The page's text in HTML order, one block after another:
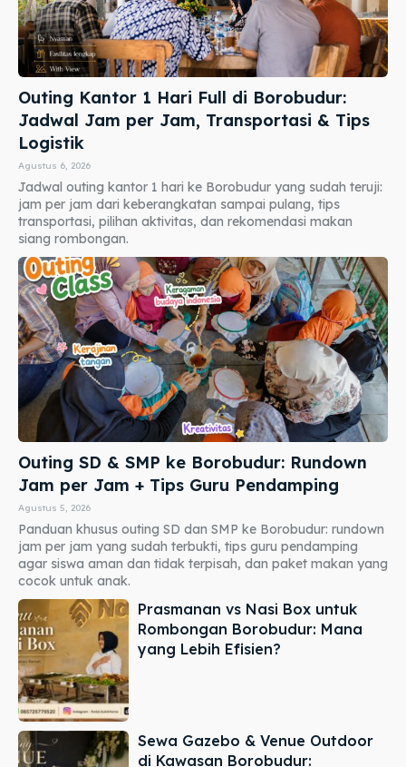
Outing Kantor 1 Hari Full di Borobudur:
Jadwal Jam per Jam, Transportasi & Tips
Logistik
Agustus 6, 2026
Jadwal outing kantor 1 hari ke Borobudur yang sudah teruji:
jam per jam dari keberangkatan sampai pulang, tips
transportasi, pilihan aktivitas, dan rekomendasi makan
siang rombongan.
Outing SD & SMP ke Borobudur: Rundown
Jam per Jam + Tips Guru Pendamping
Agustus 5, 2026
Panduan khusus outing SD dan SMP ke Borobudur: rundown
jam per jam yang sudah terbukti, tips guru pendamping
agar siswa aman dan tidak terpisah, dan paket makan yang
cocok untuk anak.
Prasmanan vs Nasi Box untuk
Rombongan Borobudur: Mana
yang Lebih Efisien?
Sewa Gazebo & Venue Outdoor
di Kawasan Borobudur: